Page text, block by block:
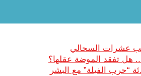
عشرات السحالي
“حرب الفيلة” مع البشر